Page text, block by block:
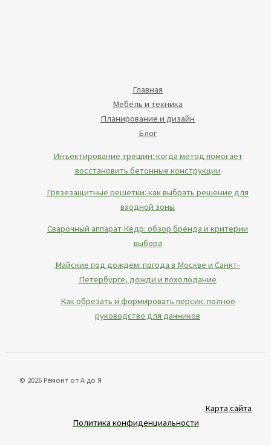
Главная
Мебель и техника
Планирование и дизайн
Блог
Инъектирование трещин: когда метод помогает
восстановить бетонные конструкции
Грязезащитные решетки: как выбрать решение для
входной зоны
Сварочный аппарат Кедр: обзор бренда и критерии
выбора
Майские под дождем: погода в Москве и Санкт-
Петербурге, дожди и похолодание
Как обрезать и формировать персик: полное
руководство для дачников
© 2026 Ремонт от А до Я
Карта сайта
Политика конфиденциальности